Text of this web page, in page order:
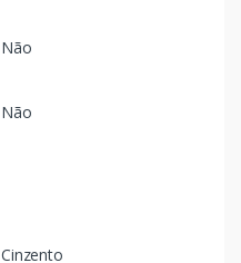
Não
Não
Cinzento